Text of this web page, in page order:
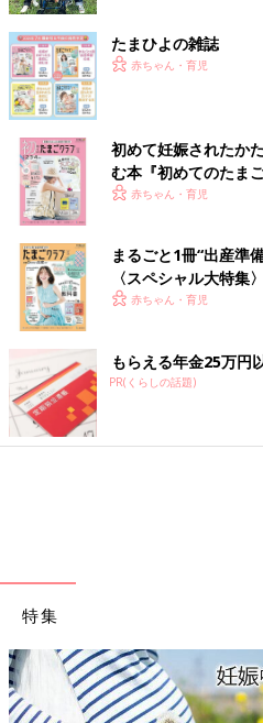
立たせてあげると、脚をスクワッ
ょん跳ねる子も出てきます。自分
持ったり、足の指をなめたりして
歯が生えてくる子も見られます。
Ｑ５ おすわりが不安定です…
男の子）
Ａ ママが支えながらおすわりさせ
5～6ヶ月ごろは、まだおすわりが
題ないので、過度な練習は不要で
がらおすわりさせ、遊ばせてみる
るうちに7ヶ月ごろから、前に手
Ｑ６ へん平足にならないか心
て？（５ヶ月・男の子）
Ａ 赤ちゃんはみんなへん平足。
て遊んでいれば、まずへん平足に
り心配しなくて大丈夫です。
ははだしで過ごして。足指の発達
2～
3歳ごろ自然と足裏にアーチが
たまひよの雑誌
赤ちゃん・育児
初めて妊娠されたか
む本『初めてのたま
赤ちゃん・育児
まるごと1冊“出産準
〈スペシャル大特集
赤ちゃん・育児
もらえる年金25万円
PR(くらしの話題)
特集